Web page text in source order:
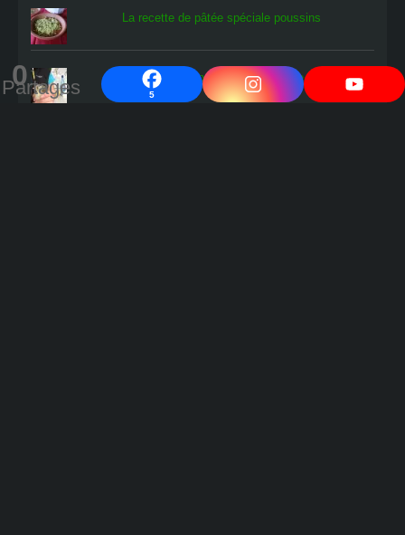
0
Partages 5
La recette de pâtée spéciale poussins
Que faire d'un poussin en détresse ?